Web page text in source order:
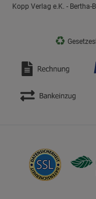
Kopp Verlag e.K. - Bertha-
♻